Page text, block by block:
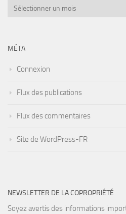
Archives
MÉTA
Connexion
Flux des publications
Flux des commentaires
Site de WordPress-FR
NEWSLETTER DE LA COPROPRIÉTÉ
Soyez avertis des informations